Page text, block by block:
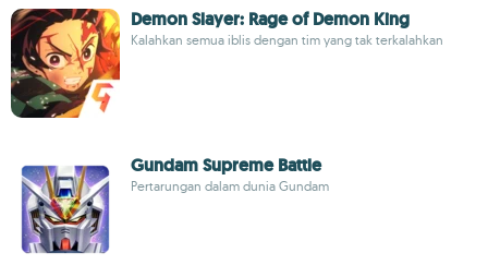
Demon Slayer: Rage of Demon King
Kalahkan semua iblis dengan tim yang tak terkalahkan
Gundam Supreme Battle
Pertarungan dalam dunia Gundam